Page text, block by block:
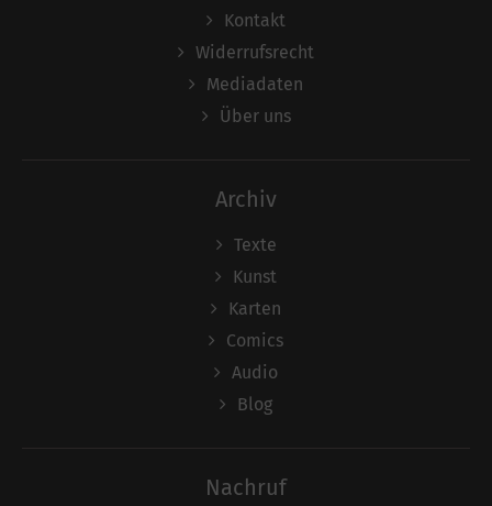
Kontakt
Widerrufsrecht
Mediadaten
Über uns
Archiv
Texte
Kunst
Karten
Comics
Audio
Blog
Nachruf